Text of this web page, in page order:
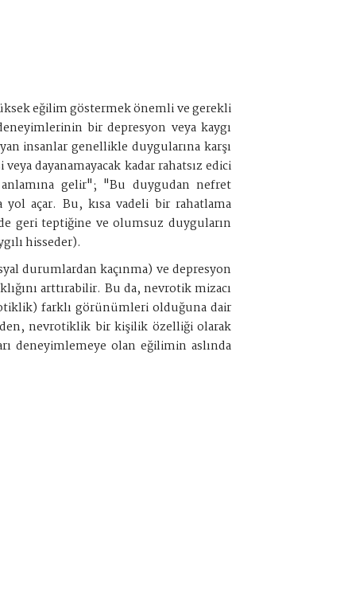
eğilim göstermek önemli ve gerekli
bir depresyon veya kaygı
insanlar genellikle duygularına karşı
dayanamayacak kadar rahatsız edici
gelir"; "Bu duygudan nefret
açar. Bu, kısa vadeli bir rahatlama
geri teptiğine ve olumsuz duyguların
hisseder).
durumlardan kaçınma) ve depresyon
arttırabilir. Bu da, nevrotik mizacı
farklı görünümleri olduğuna dair
nevrotiklik bir kişilik özelliği olarak
deneyimlemeye olan eğilimin aslında